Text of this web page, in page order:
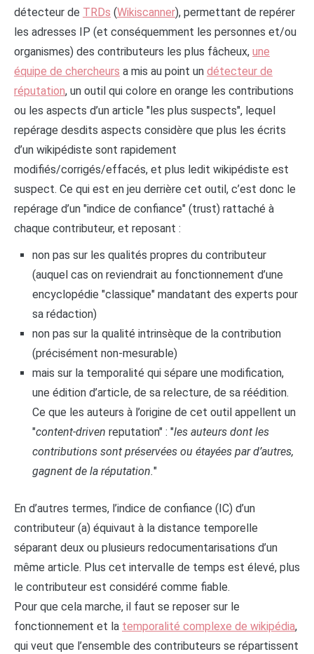
détecteur de TRDs (Wikiscanner), permettant de repérer
les adresses IP (et conséquemment les personnes et/ou
organismes) des contributeurs les plus fâcheux, une
équipe de chercheurs a mis au point un détecteur de
réputation, un outil qui colore en orange les contributions
ou les aspects d’un article "les plus suspects", lequel
repérage desdits aspects considère que plus les écrits
d’un wikipédiste sont rapidement
modifiés/corrigés/effacés, et plus ledit wikipédiste est
suspect. Ce qui est en jeu derrière cet outil, c’est donc le
repérage d’un "indice de confiance" (trust) rattaché à
chaque contributeur, et reposant :
non pas sur les qualités propres du contributeur
(auquel cas on reviendrait au fonctionnement d’une
encyclopédie "classique" mandatant des experts pour
sa rédaction)
non pas sur la qualité intrinsèque de la contribution
(précisément non-mesurable)
mais sur la temporalité qui sépare une modification,
une édition d’article, de sa relecture, de sa réédition.
Ce que les auteurs à l’origine de cet outil appellent un
"content-driven reputation" : "les auteurs dont les
contributions sont préservées ou étayées par d’autres,
gagnent de la réputation."
En d’autres termes, l’indice de confiance (IC) d’un
contributeur (a) équivaut à la distance temporelle
séparant deux ou plusieurs redocumentarisations d’un
même article. Plus cet intervalle de temps est élevé, plus
le contributeur est considéré comme fiable.
Pour que cela marche, il faut se reposer sur le
fonctionnement et la temporalité complexe de wikipédia,
qui veut que l’ensemble des contributeurs se répartissent